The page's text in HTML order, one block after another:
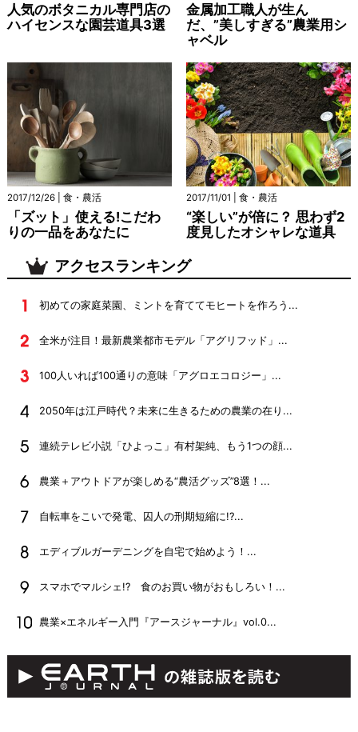
人気のボタニカル専門店の
ハイセンスな園芸道具3選
金属加工職人が生ん
だ、”美しすぎる”農業用シ
ャベル
2017/12/26 | 食・農活
「ズット」使える!こだわ
りの一品をあなたに
2017/11/01 | 食・農活
“楽しい”が倍に？ 思わず2
度見したオシャレな道具
アクセスランキング
初めての家庭菜園、ミントを育ててモヒートを作ろう...
全米が注目！最新農業都市モデル「アグリフッド」...
100人いれば100通りの意味「アグロエコロジー」...
2050年は江戸時代？未来に生きるための農業の在り...
連続テレビ小説「ひよっこ」有村架純、もう1つの顔...
農業＋アウトドアが楽しめる“農活グッズ”8選！...
自転車をこいで発電、囚人の刑期短縮に!?...
エディブルガーデニングを自宅で始めよう！...
スマホでマルシェ!? 食のお買い物がおもしろい！...
農業×エネルギー入門『アースジャーナル』vol.0...